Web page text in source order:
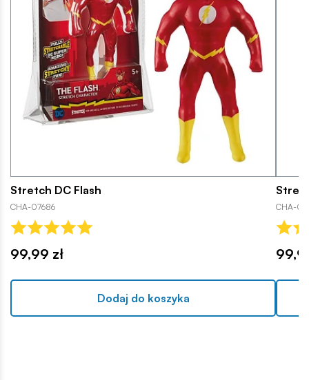
Stretch DC Flash
CHA-07686
99,99 zł
Dodaj do koszyka
CHA-